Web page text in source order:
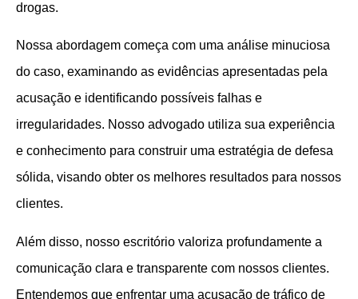
drogas.
Nossa abordagem começa com uma análise minuciosa
do caso, examinando as evidências apresentadas pela
acusação e identificando possíveis falhas e
irregularidades. Nosso advogado utiliza sua experiência
e conhecimento para construir uma estratégia de defesa
sólida, visando obter os melhores resultados para nossos
clientes.
Além disso, nosso escritório valoriza profundamente a
comunicação clara e transparente com nossos clientes.
Entendemos que enfrentar uma acusação de tráfico de